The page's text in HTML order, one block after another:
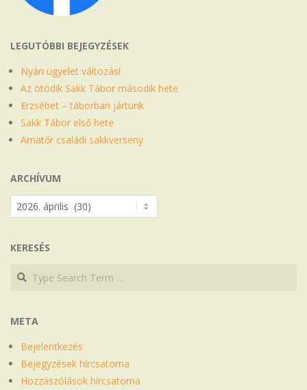
LEGUTÓBBI BEJEGYZÉSEK
Nyári ügyelet változás!
Az ötödik Sakk Tábor második hete
Erzsébet – táborban jártunk
Sakk Tábor első hete
Amatőr családi sakkverseny
ARCHÍVUM
Archívum
KERESÉS
Search
Search
META
Bejelentkezés
Bejegyzések hírcsatorna
Hozzászólások hírcsatorna